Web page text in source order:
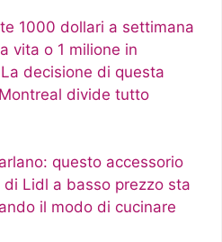
1000 dollari a settimana
vita o 1 milione in
decisione di questa
divide tutto
questo accessorio
di Lidl a basso prezzo sta
il modo di cucinare